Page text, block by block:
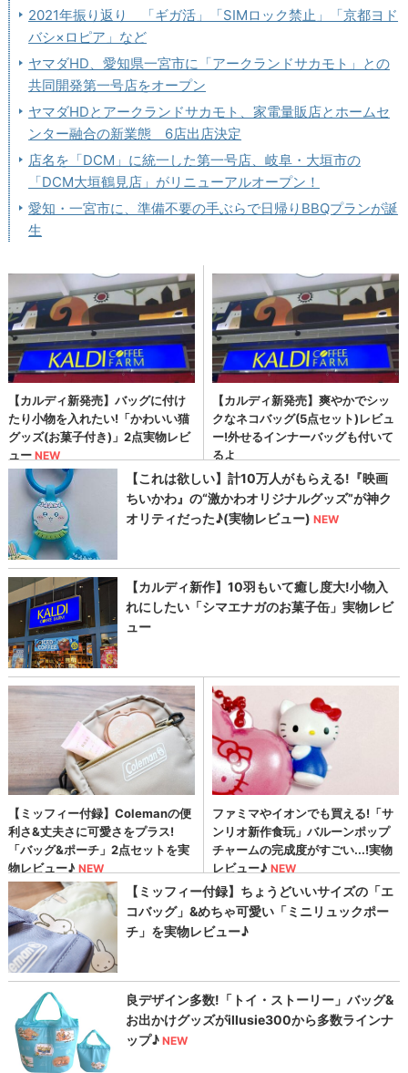
2021年振り返り 「ギガ活」「SIMロック禁止」「京都ヨド
バシ×ロピア」など
ヤマダHD、愛知県一宮市に「アークランドサカモト」との
共同開発第一号店をオープン
ヤマダHDとアークランドサカモト、家電量販店とホームセ
ンター融合の新業態 6店出店決定
店名を「DCM」に統一した第一号店、岐阜・大垣市の
「DCM大垣鶴見店」がリニューアルオープン！
愛知・一宮市に、準備不要の手ぶらで日帰りBBQプランが誕
生